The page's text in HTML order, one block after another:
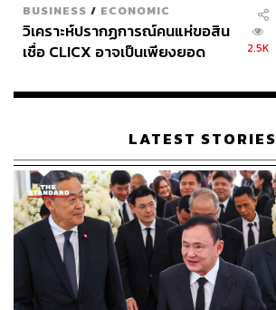
BUSINESS / ECONOMIC
วิเคราะห์ปรากฏการณ์คนแห่ขอสิน
เชื่อ CLICX อาจเป็นเพียงยอด
เรือนไทยที่ถูกซุกไว้
2.5K
LATEST STORIES